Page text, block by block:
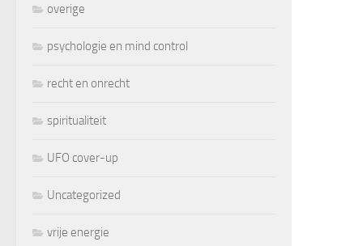
overige
psychologie en mind control
recht en onrecht
spiritualiteit
UFO cover-up
Uncategorized
vrije energie